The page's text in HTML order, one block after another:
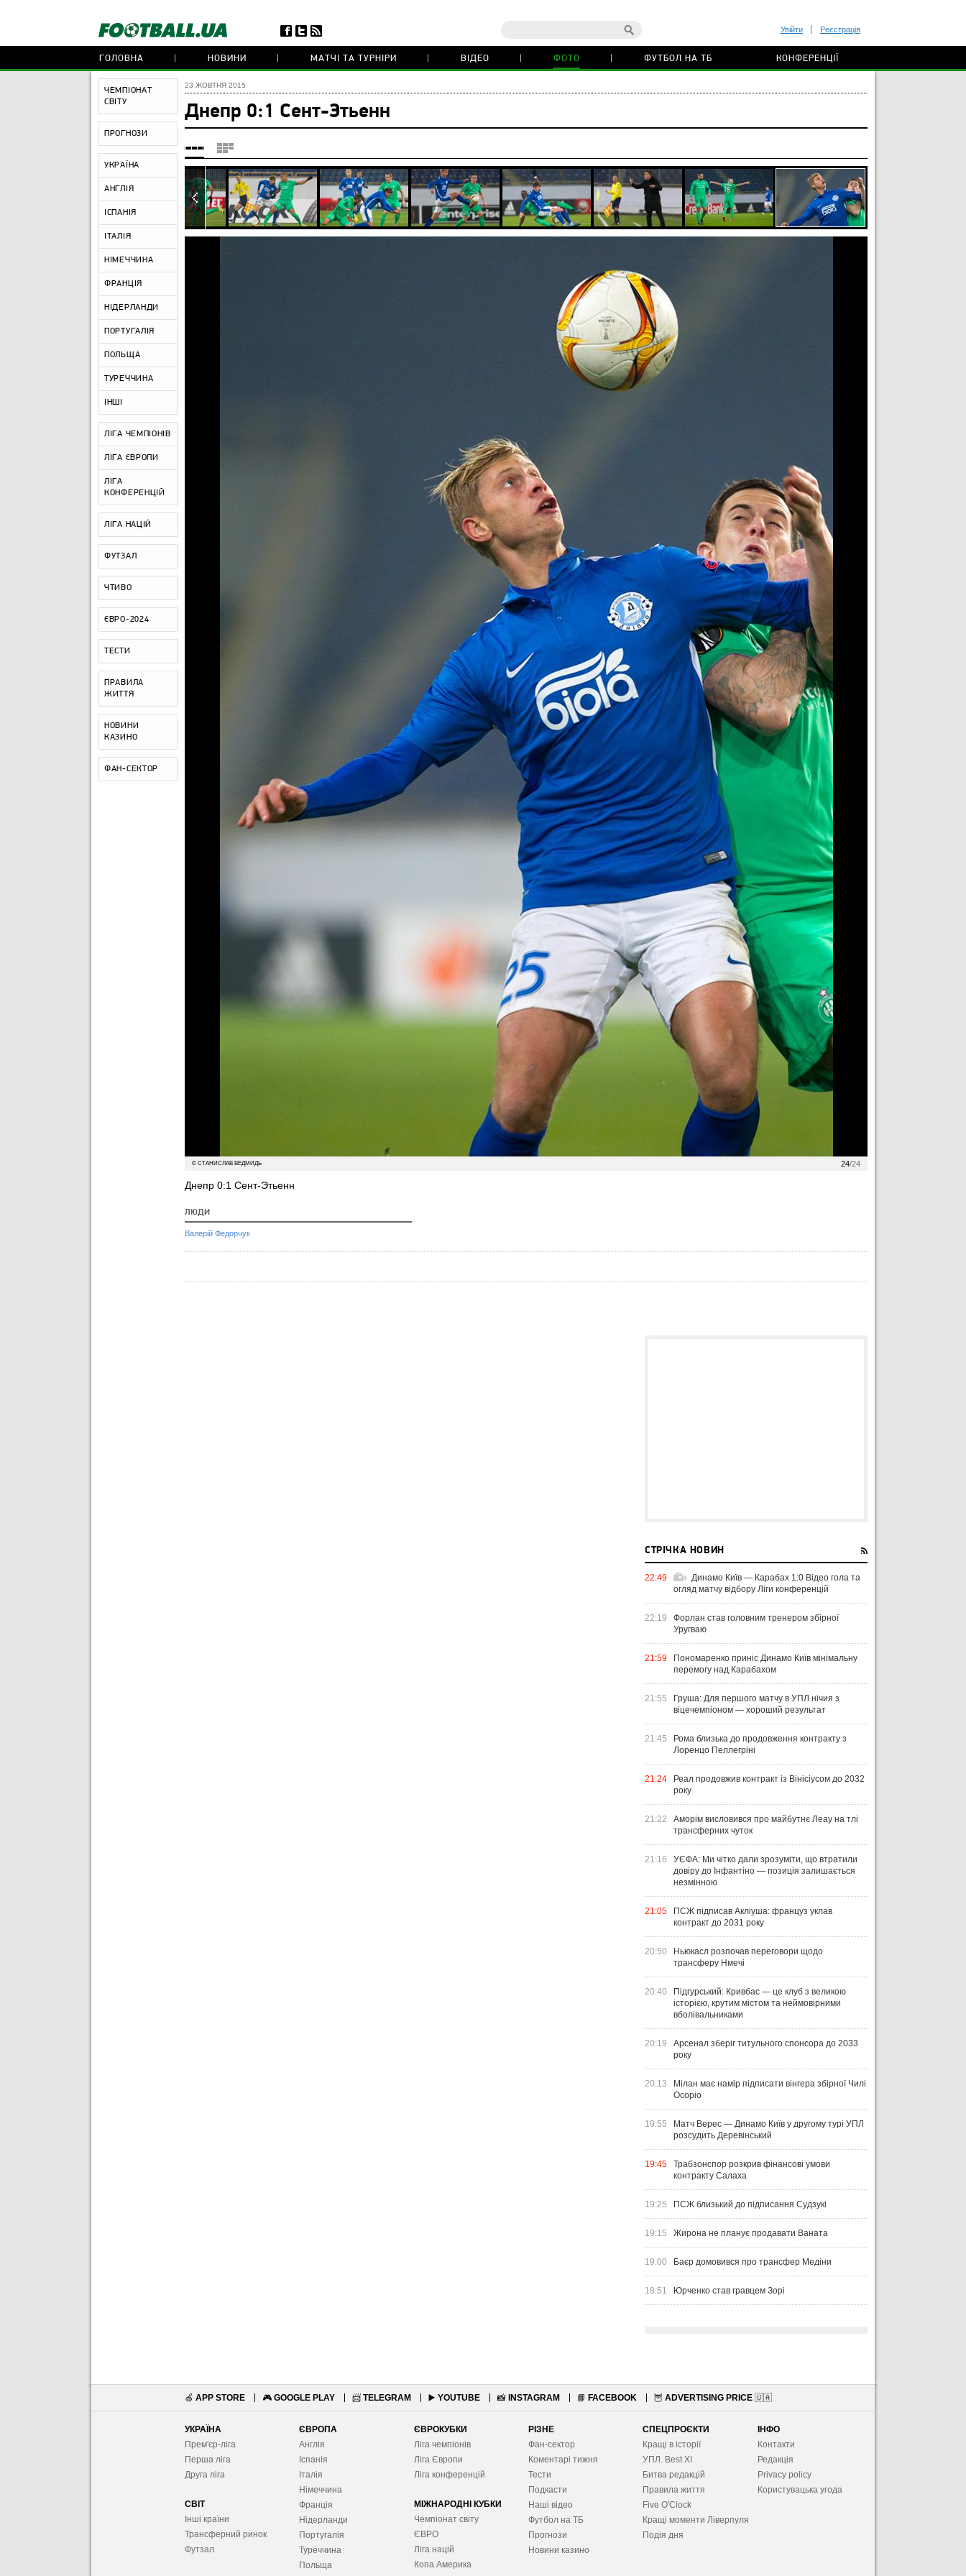
Увійти Реєстрація
ГОЛОВНА НОВИНИ МАТЧІ ТА ТУРНІРИ ВІДЕО ФОТО ФУТБОЛ НА ТБ КОНФЕРЕНЦІЇ
ЧЕМПІОНАТ
СВІТУ
ПРОГНОЗИ
УКРАЇНА
АНГЛІЯ
ІСПАНІЯ
ІТАЛІЯ
НІМЕЧЧИНА
ФРАНЦІЯ
НІДЕРЛАНДИ
ПОРТУГАЛІЯ
ПОЛЬЩА
ТУРЕЧЧИНА
ІНШІ
ЛІГА ЧЕМПІОНІВ
ЛІГА ЄВРОПИ
ЛІГА
КОНФЕРЕНЦІЙ
ЛІГА НАЦІЙ
ФУТЗАЛ
ЧТИВО
ЄВРО-2024
ТЕСТИ
ПРАВИЛА
ЖИТТЯ
НОВИНИ
КАЗИНО
ФАН-СЕКТОР
23 ЖОВТНЯ 2015
Днепр 0:1 Сент-Этьенн
24/24
© СТАНИСЛАВ ВЕДМИДЬ
Днепр 0:1 Сент-Этьенн
ЛЮДИ
Валерій Федорчук
СТРІЧКА НОВИН
22:49
Динамо Київ — Карабах 1:0 Відео гола та
огляд матчу відбору Ліги конференцій
22:19
Форлан став головним тренером збірної
Уругваю
21:59
Пономаренко приніс Динамо Київ мінімальну
перемогу над Карабахом
21:55
Груша: Для першого матчу в УПЛ нічия з
віцечемпіоном — хороший результат
21:45
Рома близька до продовження контракту з
Лоренцо Пеллегріні
21:24
Реал продовжив контракт із Вінісіусом до 2032
року
21:22
Аморім висловився про майбутнє Леау на тлі
трансферних чуток
21:16
УЄФА: Ми чітко дали зрозуміти, що втратили
довіру до Інфантіно — позиція залишається
незмінною
21:05
ПСЖ підписав Акліуша: француз уклав
контракт до 2031 року
20:50
Ньюкасл розпочав переговори щодо
трансферу Нмечі
20:40
Підгурський: Кривбас — це клуб з великою
історією, крутим містом та неймовірними
вболівальниками
20:19
Арсенал зберіг титульного спонсора до 2033
року
20:13
Мілан має намір підписати вінгера збірної Чилі
Осоріо
19:55
Матч Верес — Динамо Київ у другому турі УПЛ
розсудить Деревінський
19:45
Трабзонспор розкрив фінансові умови
контракту Салаха
19:25 ПСЖ близький до підписання Судзукі
19:15 Жирона не планує продавати Ваната
19:00 Баєр домовився про трансфер Медіни
18:51 Юрченко став гравцем Зорі
🍏 APP STORE 🎮 GOOGLE PLAY 📨 TELEGRAM ▶️ YOUTUBE 📸 INSTAGRAM 📘 FACEBOOK 🦉 ADVERTISING PRICE 🇺🇦
УКРАЇНА
Прем'єр-ліга
Перша ліга
Друга ліга
СВІТ
Інші країни
Трансферний ринок
Футзал
ЄВРОПА
Англія
Іспанія
Італія
Німеччина
Франція
Нідерланди
Португалія
Туреччина
Польща
ЄВРОКУБКИ
Ліга чемпіонів
Ліга Європи
Ліга конференцій
МІЖНАРОДНІ КУБКИ
Чемпіонат світу
ЄВРО
Ліга націй
Копа Америка
РІЗНЕ
Фан-сектор
Коментарі тижня
Тести
Подкасти
Наші відео
Футбол на ТБ
Прогнози
Новини казино
СПЕЦПРОЄКТИ
Кращі в історії
УПЛ. Best XІ
Битва редакцій
Правила життя
Five O'Clock
Кращі моменти Ліверпуля
Подія дня
ІНФО
Контакти
Редакція
Privacy policy
Користувацька угода